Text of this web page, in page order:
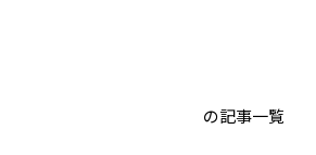
の記事一覧